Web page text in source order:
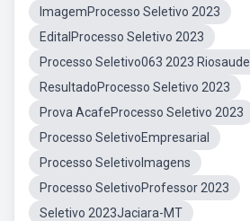
ImagemProcesso Seletivo 2023
EditalProcesso Seletivo 2023
Processo Seletivo063 2023 Riosaude
ResultadoProcesso Seletivo 2023
Prova AcafeProcesso Seletivo 2023
Processo SeletivoEmpresarial
Processo SeletivoImagens
Processo SeletivoProfessor 2023
Seletivo 2023Jaciara-MT